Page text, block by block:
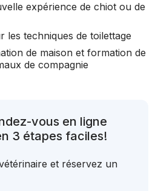
expérience de chiot ou de
les techniques de toilettage
de maison et formation de
de compagnie
vous en ligne
3 étapes faciles!
et réservez un